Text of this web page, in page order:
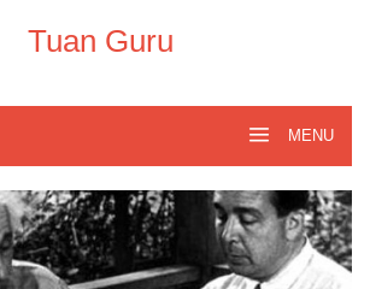
Tuan Guru
MENU